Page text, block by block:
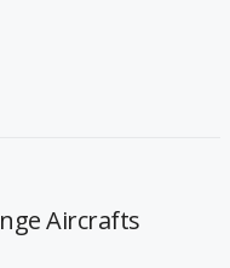
Aircrafts